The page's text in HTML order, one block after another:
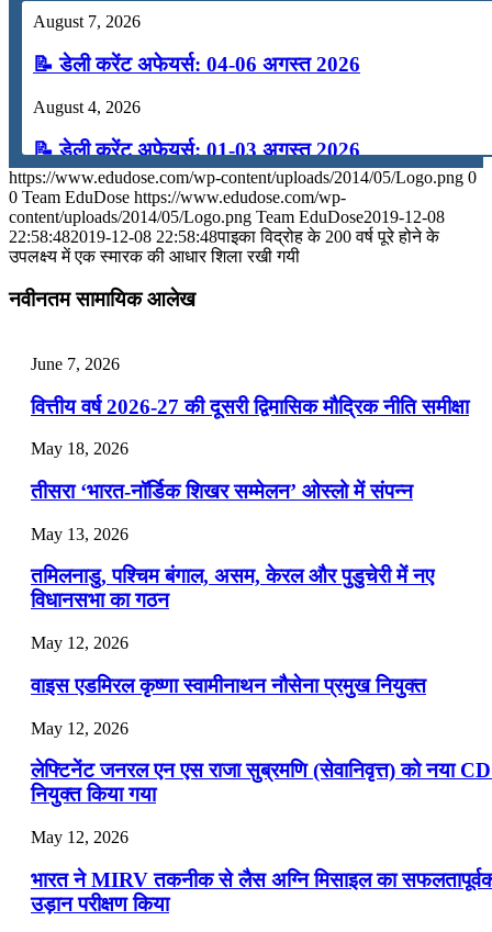
August 7, 2026
📝 डेली करेंट अफेयर्स: 04-06 अगस्त 2026
August 4, 2026
📝 डेली करेंट अफेयर्स: 01-03 अगस्त 2026
July 31, 2026
📝 डेली करेंट अफेयर्स: 28-31 जुलाई 2026
July 25, 2026
📝 डेली करेंट अफेयर्स: 22-24 जुलाई 2026
July 22, 2026
📝 डेली करेंट अफेयर्स: 19-21 जुलाई 2026
July 19, 2026
📝 डेली करेंट अफेयर्स: 16-18 जुलाई 2026
https://www.edudose.com/wp-content/uploads/2014/05/Logo.png 0
0 Team EduDose https://www.edudose.com/wp-
content/uploads/2014/05/Logo.png Team EduDose2019-12-08
22:58:482019-12-08 22:58:48पाइका विद्रोह के 200 वर्ष पूरे होने के
उपलक्ष्‍य में एक स्‍मारक की आधार शिला रखी गयी
नवीनतम सामायिक आलेख
June 7, 2026
वित्तीय वर्ष 2026-27 की दूसरी द्विमासिक मौद्रिक नीति समीक्षा
May 18, 2026
तीसरा ‘भारत-नॉर्डिक शिखर सम्मेलन’ ओस्लो में संपन्न
May 13, 2026
तमिलनाडु, पश्चिम बंगाल, असम, केरल और पुडुचेरी में नए
विधानसभा का गठन
May 12, 2026
वाइस एडमिरल कृष्णा स्वामीनाथन नौसेना प्रमुख नियुक्त
May 12, 2026
लेफ्टिनेंट जनरल एन एस राजा सुब्रमणि (सेवानिवृत्त) को नया
नियुक्त किया गया
May 12, 2026
भारत ने MIRV तकनीक से लैस अग्नि मिसाइल का
उड़ान परीक्षण किया